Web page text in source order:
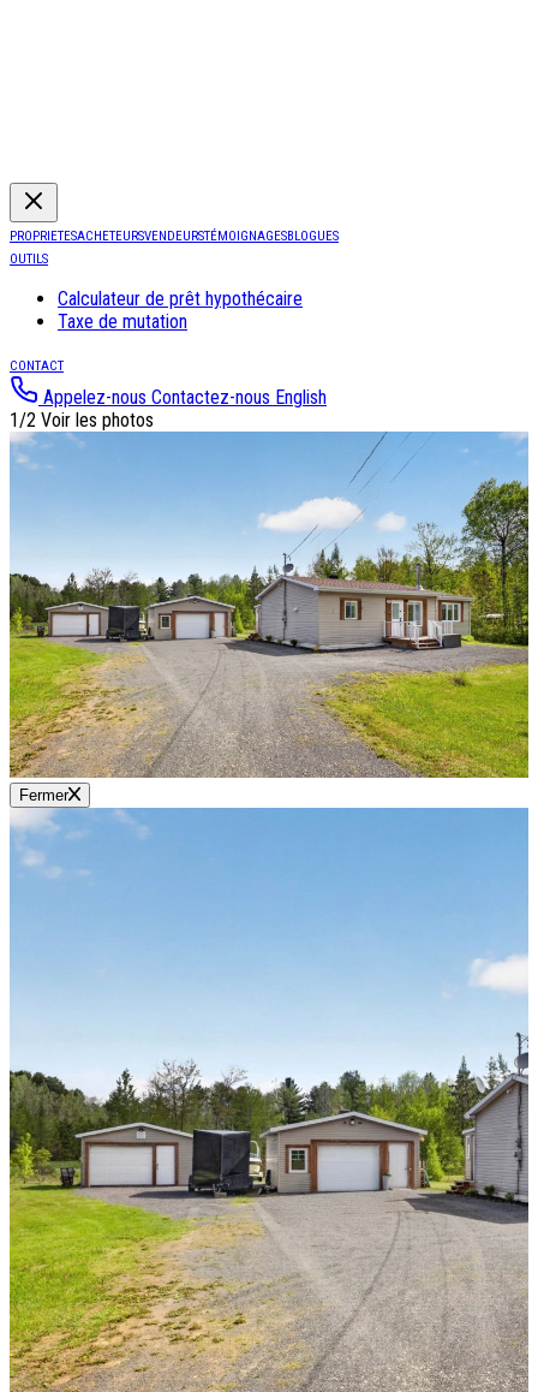
PROPRIETESACHETEURSVENDEURSTÉMOIGNAGESBLOGUES
OUTILS
Calculateur de prêt hypothécaire
Taxe de mutation
CONTACT
Appelez-nous Contactez-nous English
1/2 Voir les photos
Fermer